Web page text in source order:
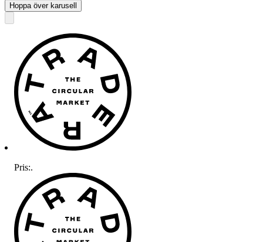
Hoppa över karusell
Pris:.